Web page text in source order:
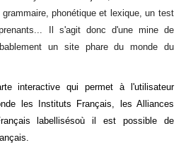
phonétique et lexique, un test
Il s'agit donc d'une mine de
un site phare du monde du
interactive qui permet à l'utilisateur
les Instituts Français, les Alliances
labellisésoù il est possible de